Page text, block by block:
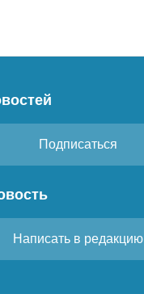
Подписаться
Написать в редакцию